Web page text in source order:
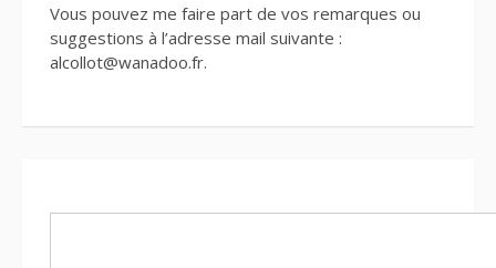
Vous pouvez me faire part de vos remarques ou
suggestions à l’adresse mail suivante :
alcollot@wanadoo.fr.